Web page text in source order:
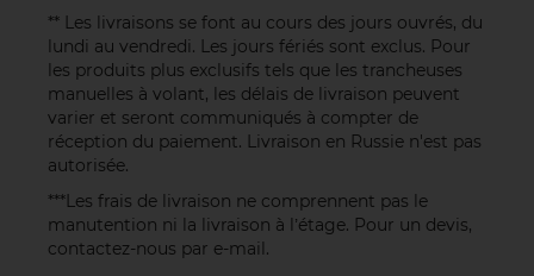
** Les livraisons se font au cours des jours ouvrés, du
lundi au vendredi. Les jours fériés sont exclus. Pour
les produits plus exclusifs tels que les trancheuses
manuelles à volant, les délais de livraison peuvent
varier et seront communiqués à compter de
réception du paiement. Livraison en Russie n'est pas
autorisée.
***Les frais de livraison ne comprennent pas le
manutention ni la livraison à l’étage. Pour un devis,
contactez-nous par e-mail .